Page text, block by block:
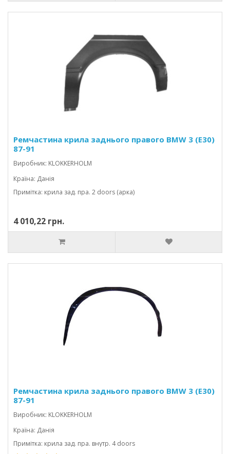
Ремчастина крила заднього правого BMW 3 (E30)
87-91
Виробник: KLOKKERHOLM
Країна: Данія
Примітка: крила зад. пра. 2 doors (арка)
4 010,22 грн.
Ремчастина крила заднього правого BMW 3 (E30)
87-91
Виробник: KLOKKERHOLM
Країна: Данія
Примітка: крила зад. пра. внутр. 4 doors